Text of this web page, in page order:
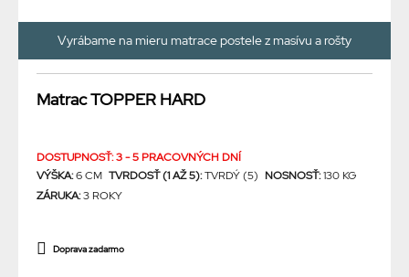
Vyrábame na mieru matrace postele z masívu a rošty
Matrac TOPPER HARD
DOSTUPNOSŤ: 3 - 5 PRACOVNÝCH DNÍ
VÝŠKA:6 CM TVRDOSŤ (1 AŽ 5):TVRDÝ (5) NOSNOSŤ:130 KG
ZÁRUKA:3 ROKY
Doprava zadarmo